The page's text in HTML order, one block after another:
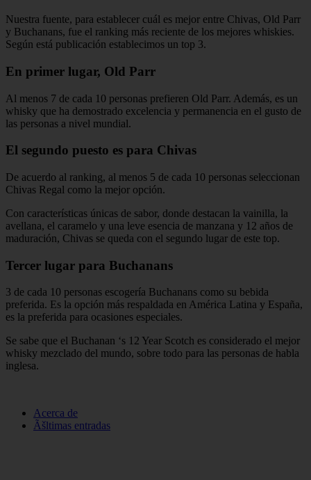
Nuestra fuente, para establecer cuál es mejor entre Chivas, Old Parr
y Buchanans, fue el ranking más reciente de los mejores whiskies.
Según está publicación establecimos un top 3.
En primer lugar, Old Parr
Al menos 7 de cada 10 personas prefieren Old Parr. Además, es un
whisky que ha demostrado excelencia y permanencia en el gusto de
las personas a nivel mundial.
El segundo puesto es para Chivas
De acuerdo al ranking, al menos 5 de cada 10 personas seleccionan
Chivas Regal como la mejor opción.
Con características únicas de sabor, donde destacan la vainilla, la
avellana, el caramelo y una leve esencia de manzana y 12 años de
maduración, Chivas se queda con el segundo lugar de este top.
Tercer lugar para Buchanans
3 de cada 10 personas escogería Buchanans como su bebida
preferida. Es la opción más respaldada en América Latina y España,
es la preferida para ocasiones especiales.
Se sabe que el Buchanan ‘s 12 Year Scotch es considerado el mejor
whisky mezclado del mundo, sobre todo para las personas de habla
inglesa.
Acerca de
Ãšltimas entradas